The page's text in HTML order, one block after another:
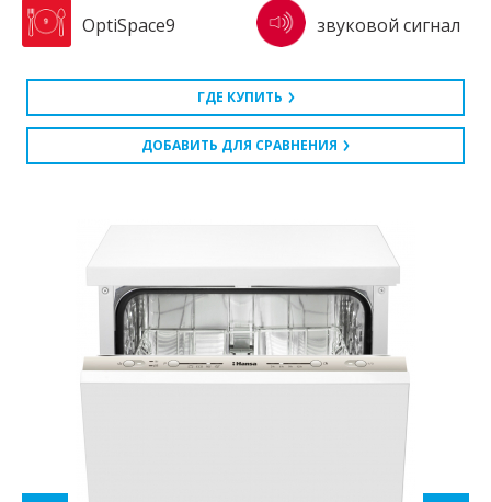
OptiSpace9 звуковой сигнал
ГДЕ КУПИТЬ
ДОБАВИТЬ ДЛЯ СРАВНЕНИЯ